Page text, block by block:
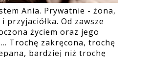
Ania. Prywatnie - żona,
i przyjaciółka. Od zawsze
życiem oraz jego
Trochę zakręcona, trochę
bardziej niż trochę